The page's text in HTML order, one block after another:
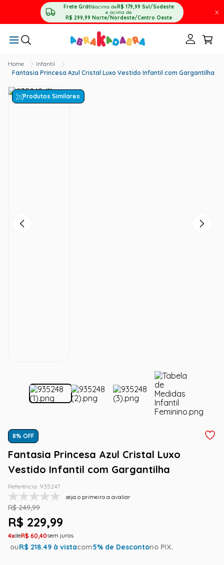
Frete Grátisacima deR$ 179,99 Sul/Sudeste
e acima de
R$ 299,99 Norte/Nordeste/Centro Oeste
X
Infantil
Fantasia Princesa Azul Cristal Luxo Vestido Infantil com Gargantilha
Produtos Similares
8% OFF
Fantasia Princesa Azul Cristal Luxo
Vestido Infantil com Gargantilha
Referência: 935247
seja o primeiro a avaliar
R$ 249,99
R$ 229,99
4 R$ 60,40
ouR$ 218.49 à vistacom5% de Descontono PIX.